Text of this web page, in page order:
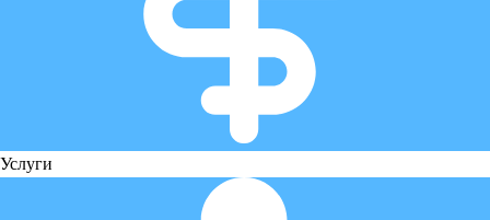
Услуги